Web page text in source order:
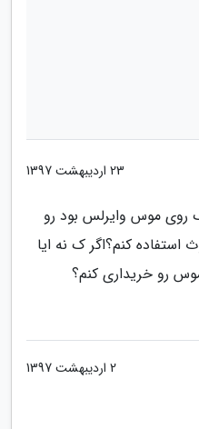
23 اردیبهشت 1397
روی موس وایرلس بود رو
استفاده کنم؟اگر ک نه ایا
رو خریداری کنم؟
2 اردیبهشت 1397